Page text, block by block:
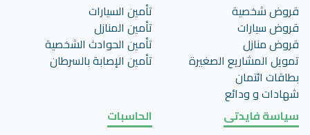
قروض شخصية
قروض سيارات
قروض منازل
تمويل المشاريع الصغيرة
بطاقات ائتمان
شهادات و ودائع
تأمين السيارات
تأمين المنازل
تأمين الحوادث الشخصية
تأمين اﻹصابة بالسرطان
سياسة فايدتى
الحاسبات